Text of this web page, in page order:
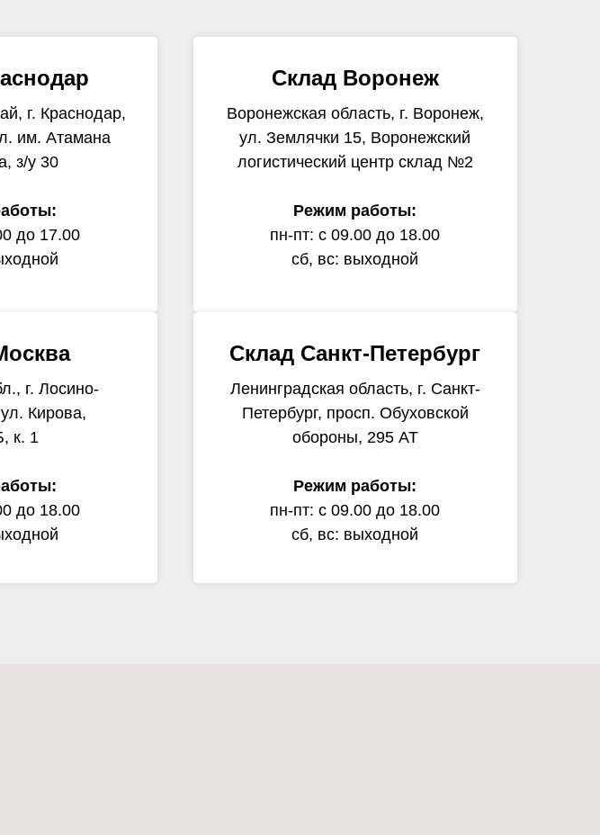
г. Краснодар,
им. Атамана
з/у 30
до 17.00
Склад Воронеж
Воронежская область, г. Воронеж,
ул. Землячки 15, Воронежский
логистический центр склад №2
Режим работы:
пн-пт: с 09.00 до 18.00
сб, вс: выходной
г. Лосино-
Кирова,
к. 1
до 18.00
Склад Санкт-Петербург
Ленинградская область, г. Санкт-
Петербург, просп. Обуховской
обороны, 295 АТ
Режим работы:
пн-пт: с 09.00 до 18.00
сб, вс: выходной